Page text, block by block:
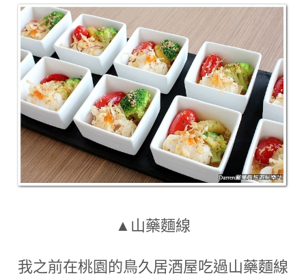
▲山藥麵線
我之前在桃園的鳥久居酒屋吃過山藥麵線